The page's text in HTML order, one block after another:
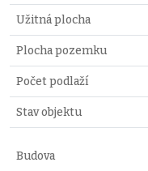
Užitná plocha
Plocha pozemku
Počet podlaží
Stav objektu
Budova